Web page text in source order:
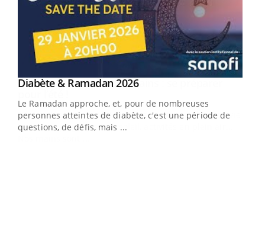
Youtube
Diabète & Ramadan 2026Youtube
Le Ramadan approche, et, pour de nombreuses
personnes atteintes de diabète, c'est une période de
questions, de défis, mais ...